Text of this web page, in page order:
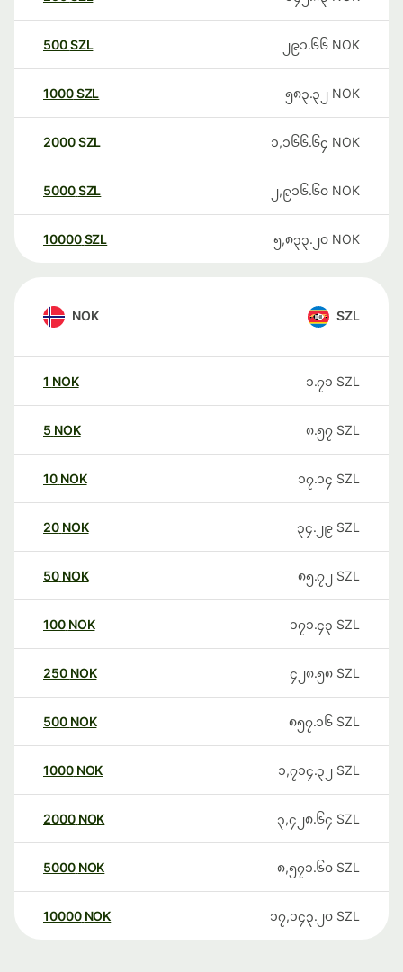
500SZL ၂၉၁.၆၆ NOK
1000SZL ၅၈၃.၃၂ NOK
2000SZL ၁,၁၆၆.၆၄ NOK
5000SZL ၂,၉၁၆.၆၀ NOK
10000 SZL ၅,၈၃၃.၂၀ NOK
NOK SZL
1 NOK ၁.၇၁ SZL
5 NOK ၈.၅၇ SZL
10 NOK ၁၇.၁၄ SZL
20 NOK ၃၄.၂၉ SZL
50 NOK ၈၅.၇၂ SZL
100 NOK ၁၇၁.၄၃ SZL
250 NOK ၄၂၈.၅၈ SZL
500 NOK ၈၅၇.၁၆ SZL
1000 NOK ၁,၇၁၄.၃၂ SZL
2000 NOK ၃,၄၂၈.၆၄ SZL
5000 NOK ၈,၅၇၁.၆၀ SZL
10000 NOK ၁၇,၁၄၃.၂၀ SZL